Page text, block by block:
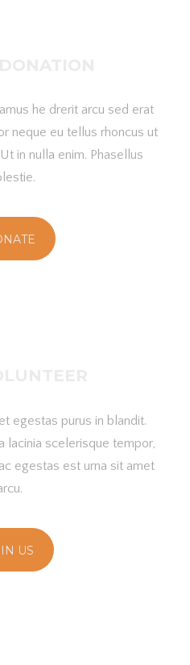
he drerit arcu sed erat
neque eu tellus rhoncus ut
in nulla enim. Phasellus
egestas purus in blandit.
lacinia scelerisque tempor,
egestas est urna sit amet
US